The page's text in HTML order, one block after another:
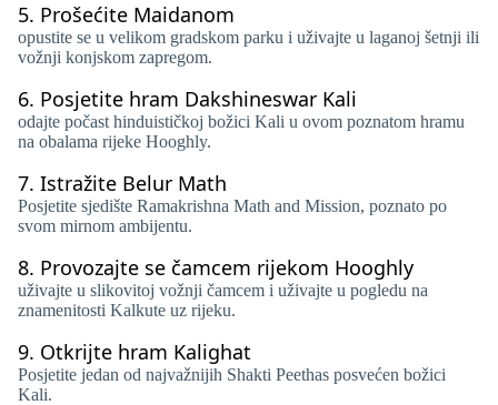
5. Prošećite Maidanom
opustite se u velikom gradskom parku i uživajte u laganoj šetnji ili
vožnji konjskom zapregom.
6. Posjetite hram Dakshineswar Kali
odajte počast hinduističkoj božici Kali u ovom poznatom hramu
na obalama rijeke Hooghly.
7. Istražite Belur Math
Posjetite sjedište Ramakrishna Math and Mission, poznato po
svom mirnom ambijentu.
8. Provozajte se čamcem rijekom Hooghly
uživajte u slikovitoj vožnji čamcem i uživajte u pogledu na
znamenitosti Kalkute uz rijeku.
9. Otkrijte hram Kalighat
Posjetite jedan od najvažnijih Shakti Peethas posvećen božici
Kali.